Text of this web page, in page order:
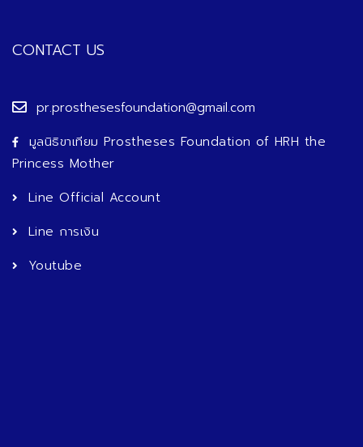
CONTACT US
pr.prosthesesfoundation@gmail.com
มูลนิธิขาเทียม Prostheses Foundation of HRH the
Princess Mother
Line Official Account
Line การเงิน
Youtube